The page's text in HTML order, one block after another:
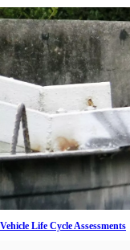
Vehicle Life Cycle Assessments